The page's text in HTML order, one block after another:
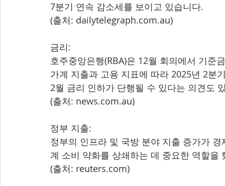
7분기 연속 감소세를 보이고 있습니다.
(출처: dailytelegraph.com.au)
금리:
호주중앙은행(RBA)은 12월 회의에서 기
가계 지출과 고용 지표에 따라 2025년 2분
2월 금리 인하가 단행될 수 있다는 의견도
(출처: news.com.au)
정부 지출:
정부의 인프라 및 국방 분야 지출 증가가
계 소비 약화를 상쇄하는 데 중요한 역할을
(출처: reuters.com)